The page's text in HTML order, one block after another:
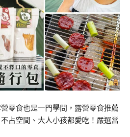
零食也是一門學問，露營零食推薦
占空間、大人小孩都愛吃！嚴選當